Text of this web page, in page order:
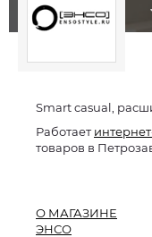
Smart casual,
Работает
товаров в
О МАГАЗИНЕ
ЭНСО